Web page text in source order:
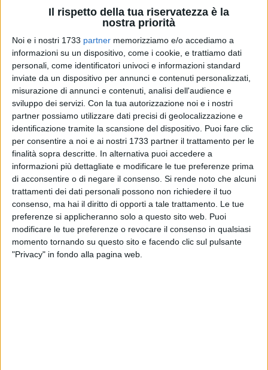
Il rispetto della tua riservatezza è la
nostra priorità
Noi e i nostri 1733 partner memorizziamo e/o accediamo a
informazioni su un dispositivo, come i cookie, e trattiamo dati
personali, come identificatori univoci e informazioni standard
inviate da un dispositivo per annunci e contenuti personalizzati,
misurazione di annunci e contenuti, analisi dell'audience e
sviluppo dei servizi. Con la tua autorizzazione noi e i nostri
partner possiamo utilizzare dati precisi di geolocalizzazione e
identificazione tramite la scansione del dispositivo. Puoi fare clic
per consentire a noi e ai nostri 1733 partner il trattamento per le
finalità sopra descritte. In alternativa puoi accedere a
informazioni più dettagliate e modificare le tue preferenze prima
di acconsentire o di negare il consenso. Si rende noto che alcuni
trattamenti dei dati personali possono non richiedere il tuo
consenso, ma hai il diritto di opporti a tale trattamento. Le tue
preferenze si applicheranno solo a questo sito web. Puoi
modificare le tue preferenze o revocare il consenso in qualsiasi
momento tornando su questo sito e facendo clic sul pulsante
"Privacy" in fondo alla pagina web.
esperto nel settore finanziario e Managing Director di "Media
One Network", società del Gruppo "Media One".
La finanza agevolata può essere un catalizzatore cruciale
per lo sviluppo economico. In che modo funziona e quali
sono i principali vantaggi per le imprese?
"La finanza agevolata si riferisce a forme di finanziamento
che offrono condizioni particolarmente favorevoli rispetto ai
tradizionali prestiti bancari. Queste agevolazioni possono
assumere varie forme, come contributi a fondo perduto, tassi
di interesse agevolati, garanzie pubbliche o incentivi fiscali.
L'obiettivo principale di questi strumenti è quello di
incentivare gli investimenti in determinati settori strategici o
di promuovere lo sviluppo regionale e l'innovazione. Per le
imprese, i vantaggi della finanza agevolata sono molteplici.
Innanzitutto, permette loro di accedere a fondi che altrimenti
potrebbero essere difficili da ottenere o troppo costosi.